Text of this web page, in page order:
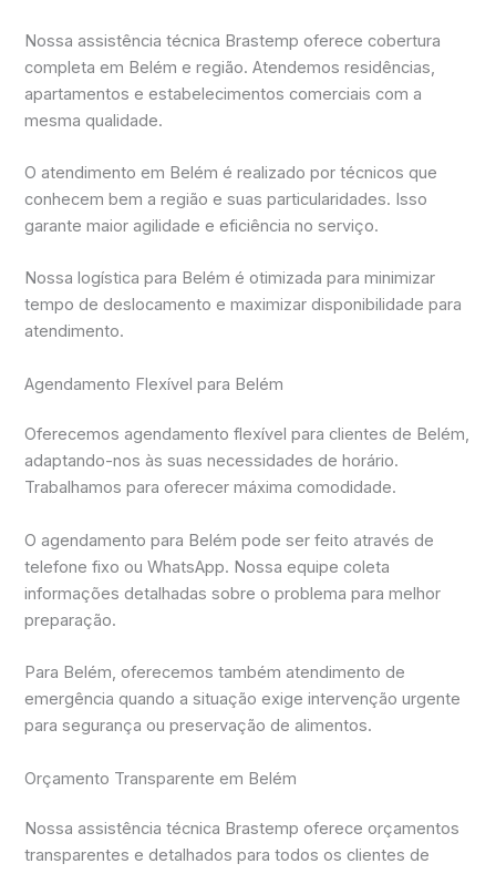
Nossa assistência técnica Brastemp oferece cobertura
completa em Belém e região. Atendemos residências,
apartamentos e estabelecimentos comerciais com a
mesma qualidade.
O atendimento em Belém é realizado por técnicos que
conhecem bem a região e suas particularidades. Isso
garante maior agilidade e eficiência no serviço.
Nossa logística para Belém é otimizada para minimizar
tempo de deslocamento e maximizar disponibilidade para
atendimento.
Agendamento Flexível para Belém
Oferecemos agendamento flexível para clientes de Belém,
adaptando-nos às suas necessidades de horário.
Trabalhamos para oferecer máxima comodidade.
O agendamento para Belém pode ser feito através de
telefone fixo ou WhatsApp. Nossa equipe coleta
informações detalhadas sobre o problema para melhor
preparação.
Para Belém, oferecemos também atendimento de
emergência quando a situação exige intervenção urgente
para segurança ou preservação de alimentos.
Orçamento Transparente em Belém
Nossa assistência técnica Brastemp oferece orçamentos
transparentes e detalhados para todos os clientes de